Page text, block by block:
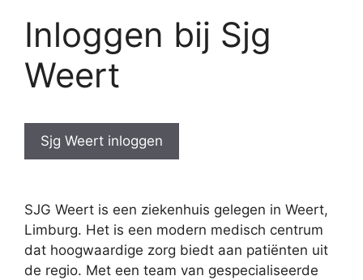
Inloggen bij Sjg
Weert
Sjg Weert inloggen
SJG Weert is een ziekenhuis gelegen in Weert,
Limburg. Het is een modern medisch centrum
dat hoogwaardige zorg biedt aan patiënten uit
de regio. Met een team van gespecialiseerde